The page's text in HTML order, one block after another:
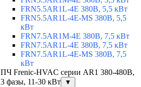
FRN5.5AR1L-4E 380В, 5,5 кВт
FRN5.5AR1L-4E-MS 380В, 5,5
кВт
FRN7.5AR1M-4E 380В, 7,5 кВт
FRN7.5AR1L-4E 380В, 7,5 кВт
FRN7.5AR1L-4E-MS 380В, 7,5
кВт
ПЧ Frenic-HVAC серии AR1 380-480В,
3 фазы, 11-30 кВт
▼